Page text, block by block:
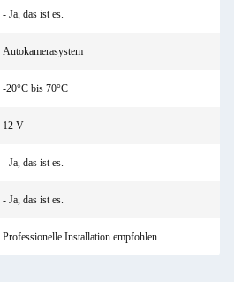
- Ja, das ist es.
Autokamerasystem
-20°C bis 70°C
12 V
- Ja, das ist es.
- Ja, das ist es.
Professionelle Installation empfohlen